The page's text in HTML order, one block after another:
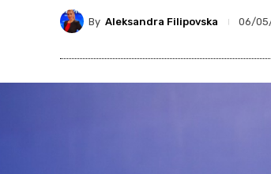
By Aleksandra Filipovska 06/